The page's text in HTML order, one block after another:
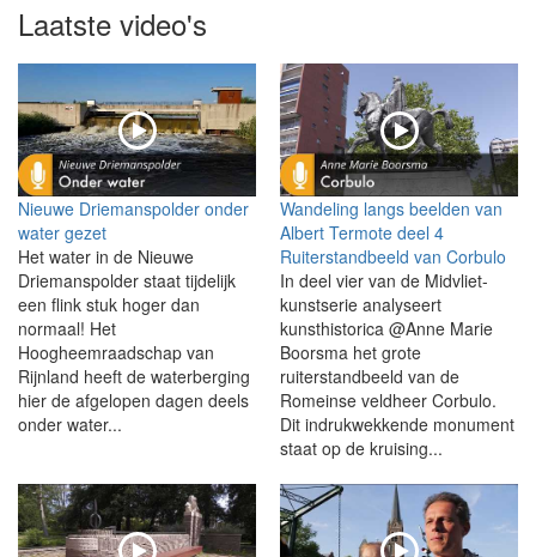
Laatste video's
Nieuwe Driemanspolder onder
water gezet
Het water in de Nieuwe
Driemanspolder staat tijdelijk
een flink stuk hoger dan
normaal! Het
Hoogheemraadschap van
Rijnland heeft de waterberging
hier de afgelopen dagen deels
onder water...
Wandeling langs beelden van
Albert Termote deel 4
Ruiterstandbeeld van Corbulo
In deel vier van de Midvliet-
kunstserie analyseert
kunsthistorica @Anne Marie
Boorsma het grote
ruiterstandbeeld van de
Romeinse veldheer Corbulo.
Dit indrukwekkende monument
staat op de kruising...